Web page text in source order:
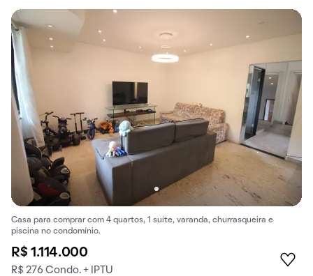
Casa para comprar com 4 quartos, 1 suíte, varanda, churrasqueira e
piscina no condomínio.
R$ 1.114.000
R$ 276 Condo. + IPTU